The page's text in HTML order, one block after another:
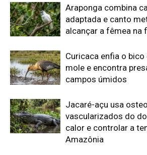
Araponga combina
adaptada e canto
alcançar a fêmea na
Curicaca enfia o
mole e encontra
campos úmidos
Jacaré-açu usa
vascularizados do
calor e controlar a
Amazônia